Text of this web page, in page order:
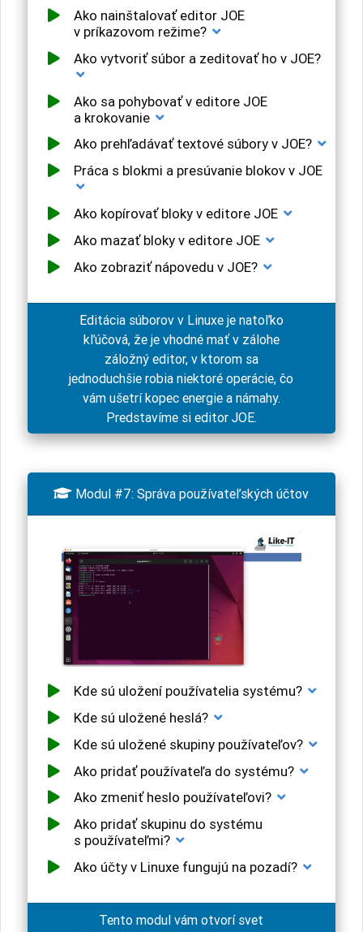
Ako nainštalovať editor JOE
v príkazovom režime?
Ako vytvoriť súbor a zeditovať ho v JOE?
Ako sa pohybovať v editore JOE
a krokovanie
Ako prehľadávať textové súbory v JOE?
Práca s blokmi a presúvanie blokov v JOE
Ako kopírovať bloky v editore JOE
Ako mazať bloky v editore JOE
Ako zobraziť nápovedu v JOE?
Editácia súborov v Linuxe je natoľko
kľúčová, že je vhodné mať v zálohe
záložný editor, v ktorom sa
jednoduchšie robia niektoré operácie, čo
vám ušetrí kopec energie a námahy.
Predstavíme si editor JOE.
 Modul #7: Správa používateľských účtov
Kde sú uložení používatelia systému?
Kde sú uložené heslá?
Kde sú uložené skupiny používateľov?
Ako pridať používateľa do systému?
Ako zmeniť heslo používateľovi?
Ako pridať skupinu do systému
s používateľmi?
Ako účty v Linuxe fungujú na pozadí?
Tento modul vám otvorí svet